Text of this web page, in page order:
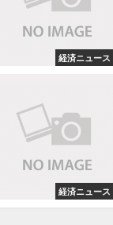
経済ニュース
経済ニュース